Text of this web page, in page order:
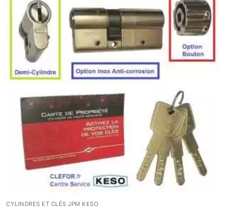
CYLINDRES ET CLÉS JPM KESO